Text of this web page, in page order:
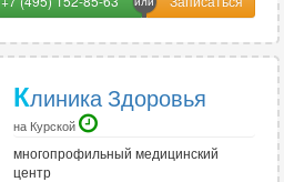
Клиника Здоровья
на Курской
многопрофильный медицинский
центр